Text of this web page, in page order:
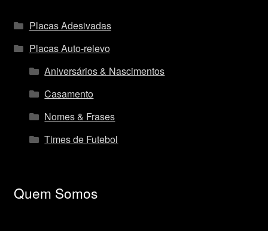
Placas Adesivadas
Placas Auto-relevo
Aniversários & Nascimentos
Casamento
Nomes & Frases
Times de Futebol
Quem Somos